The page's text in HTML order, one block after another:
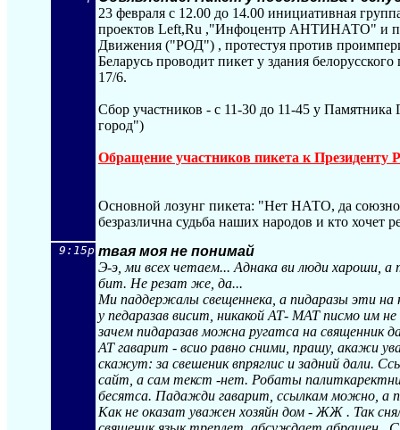
23 февраля с 12.00 до 14.00 инициативная
проектов Left,Ru ,"Инфоцентр АНТИНАТО" и
Движения ("РОД") , протестуя против
Беларусь проводит пикет у здания
17/6.
Сбор участников - с 11-30 до 11-45 у
город")
Обращение участников пикета к Президенту
Основной лозунг пикета: "Нет НАТО, да
безразлична судьба наших народов и кто хочет
9:15p твая моя не понимай
Э-э, ми всех четаем... Аднака ви люди хароши,
бит. Не резат же, да...
Ми паддержалы свещеннека, а пидаразы эти на
у педаразав висит, никакой АТ- МАТ писмо им
зачем пидаразав можна ругатса на священник
АТ гаварит - всио равно сними, прашу, акажи
скажут: за свешеник впряглис и задний дали.
сайт, а сам текст -нет. Робаты
бесятса. Падажди гаварит, ссылкам можно, а
Как не оказат уважен хозяйн дом - ЖЖ . Так